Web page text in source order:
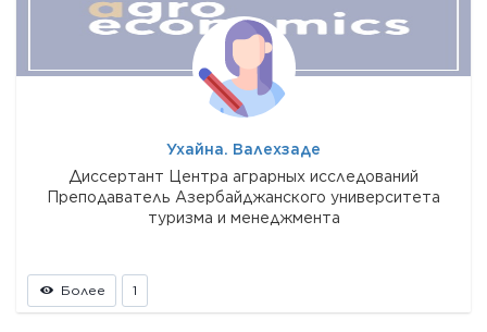
Ухайна. Валехзаде
Диссертант Центра аграрных исследований
Преподаватель Азербайджанского университета
туризма и менеджмента
Более 1